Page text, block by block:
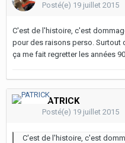
Posté(e) 19 juillet 2015
C'est de l'histoire, c'est
pour des raisons perso. Surtout
ça me fait regretter les années
PATRICK
Posté(e) 19 juillet 2015
C'est de l'histoire, c'est